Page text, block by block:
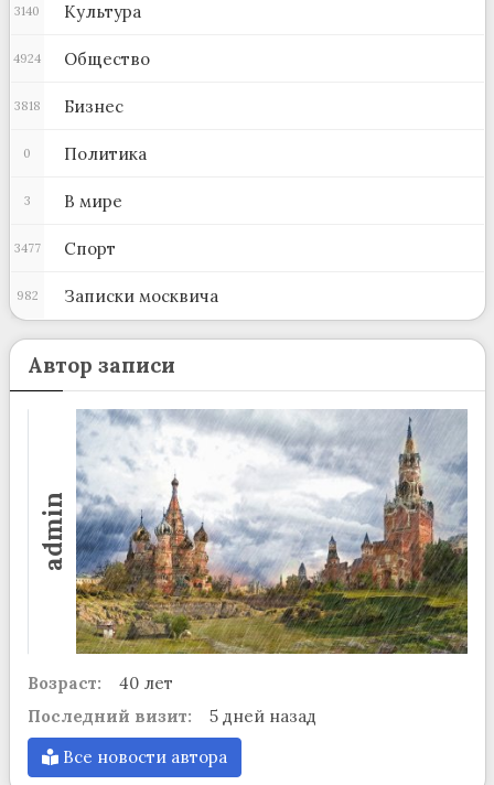
Культура
3140
Общество
4924
Бизнес
3818
Политика
0
В мире
3
Спорт
3477
Записки москвича
982
Автор записи
admin
Возраст:
40 лет
Последний визит:
5 дней назад
Все новости автора